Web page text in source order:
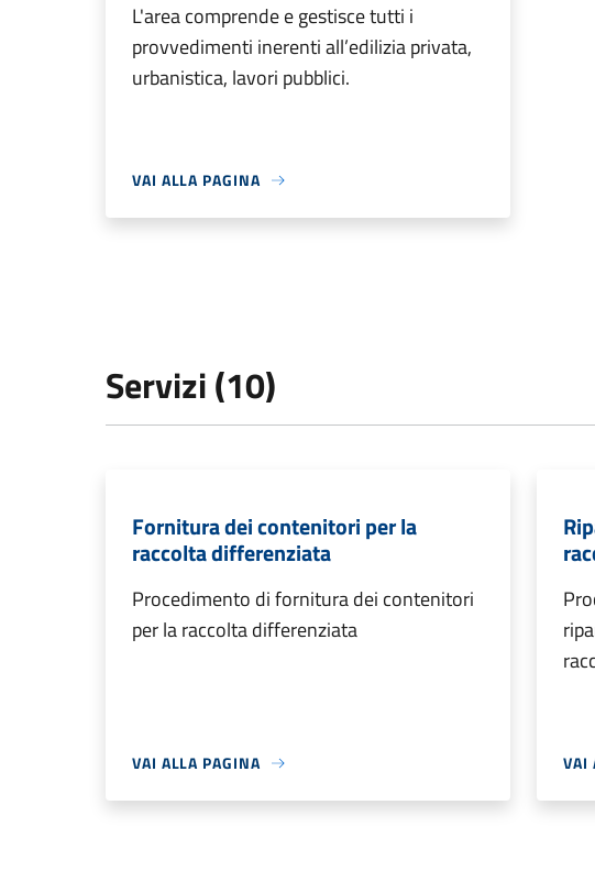
L'area comprende e gestisce tutti i
provvedimenti inerenti all’edilizia privata,
urbanistica, lavori pubblici.
VAI ALLA PAGINA
Servizi (10)
Fornitura dei contenitori per la
raccolta differenziata
Procedimento di fornitura dei contenitori
per la raccolta differenziata
VAI ALLA PAGINA VAI